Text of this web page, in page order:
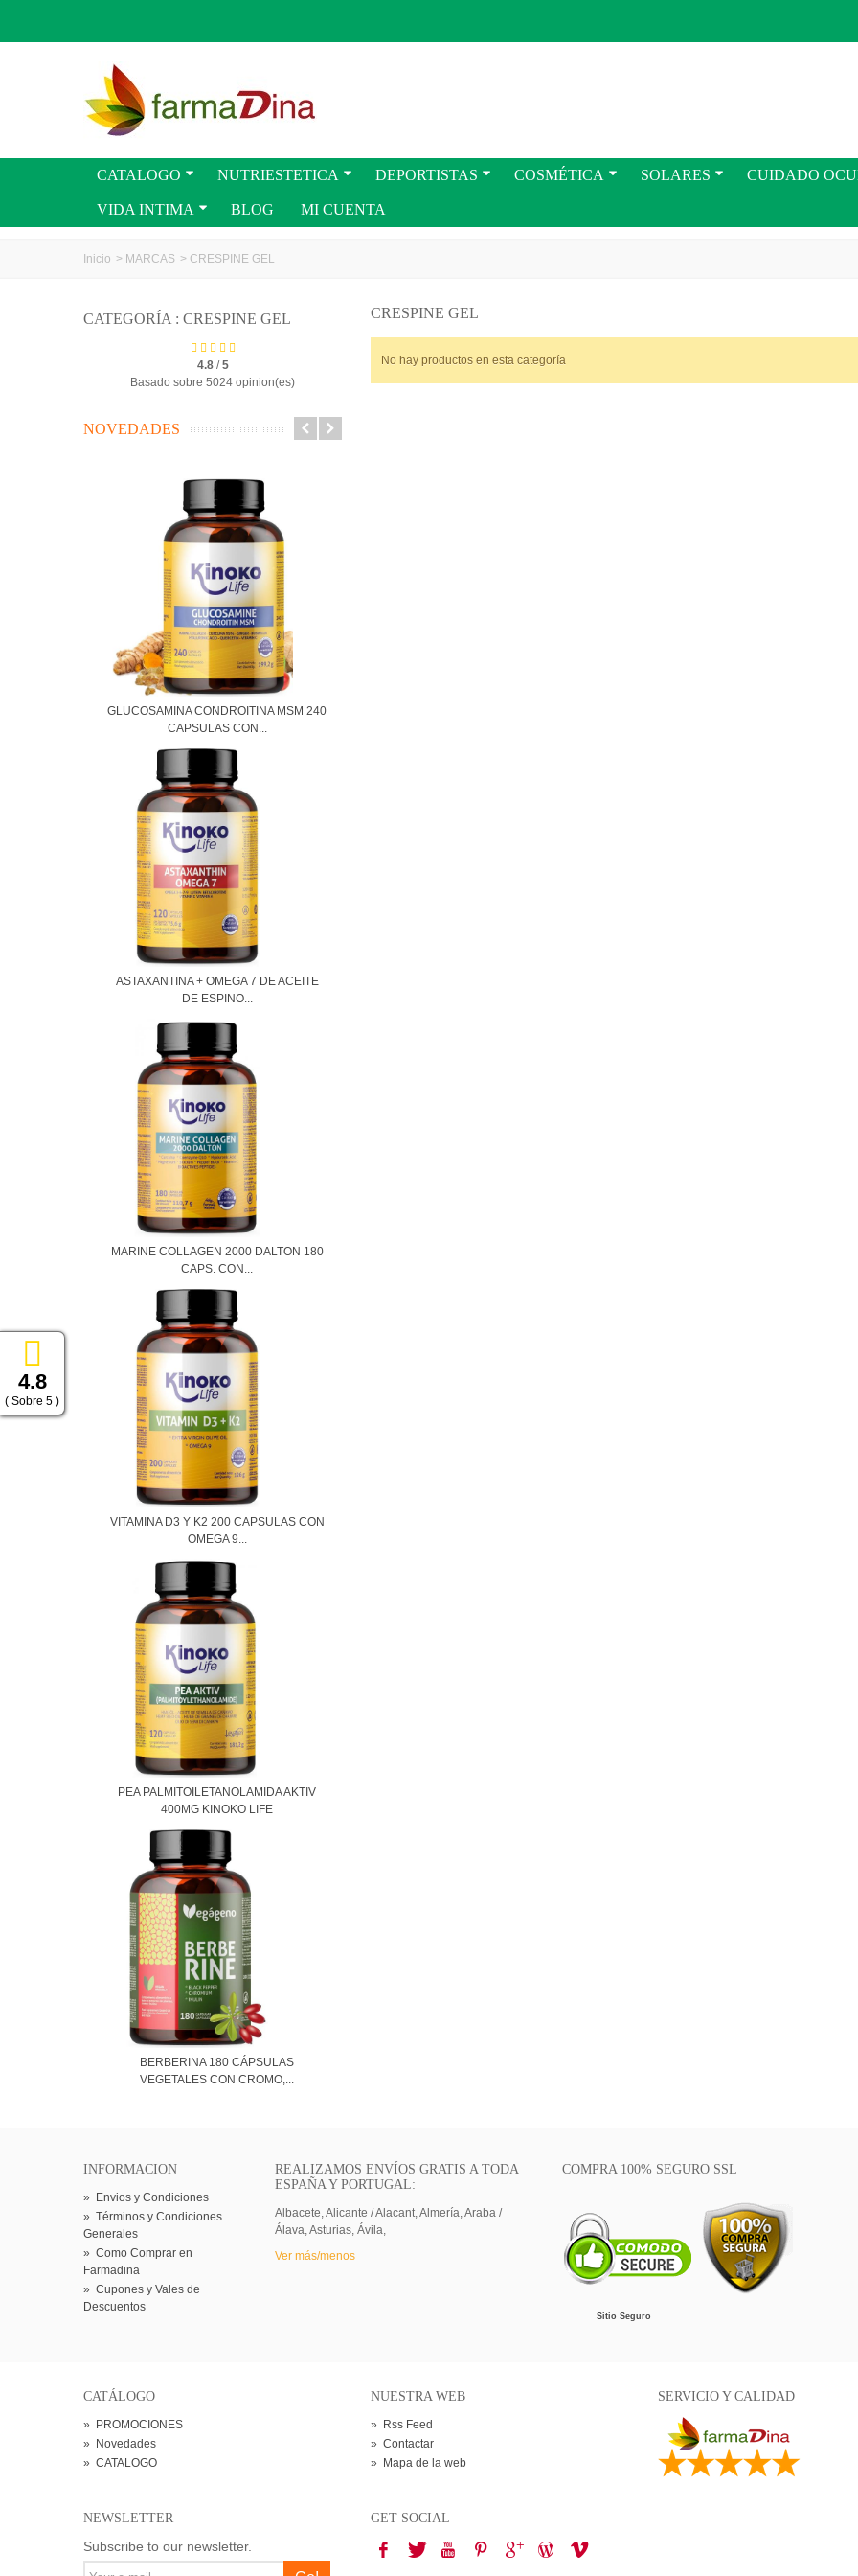
4.8
( Sobre 5 )
CATALOGO NUTRIESTETICA DEPORTISTAS COSMÉTICA SOLARES CUIDADO
VIDA INTIMA BLOG MI CUENTA
Inicio > MARCAS > CRESPINE GEL
CATEGORÍA : CRESPINE GEL
4.8/5
Basado sobre 5024 opinion(es)
NOVEDADES
GLUCOSAMINA CONDROITINA MSM 240
CAPSULAS CON...
ASTAXANTINA + OMEGA 7 DE ACEITE
DE ESPINO...
MARINE COLLAGEN 2000 DALTON 180
CAPS. CON...
VITAMINA D3 Y K2 200 CAPSULAS CON
OMEGA 9...
PEA PALMITOILETANOLAMIDA AKTIV
400MG KINOKO LIFE
BERBERINA 180 CÁPSULAS
VEGETALES CON CROMO,...
CRESPINE GEL
No hay productos en esta categoría
INFORMACION
» Envios y Condiciones
» Términos y Condiciones
Generales
» Como Comprar en
Farmadina
» Cupones y Vales de
Descuentos
REALIZAMOS ENVÍOS GRATIS A TODA
ESPAÑA Y PORTUGAL:
Albacete, Alicante / Alacant, Almería, Araba /
Álava, Asturias, Ávila,
Ver más/menos
COMPRA 100% SEGURO SSL
Sitio Seguro
CATÁLOGO
» PROMOCIONES
» Novedades
» CATALOGO
NUESTRA WEB
» Rss Feed
» Contactar
» Mapa de la web
SERVICIO Y CALIDAD
NEWSLETTER
Subscribe to our newsletter.
GET SOCIAL